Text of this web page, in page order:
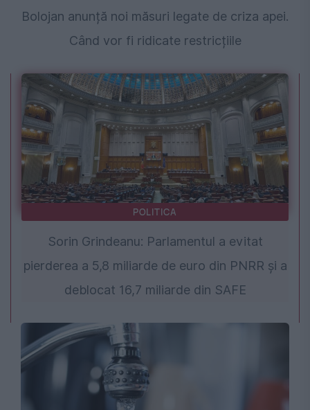
Bolojan anunță noi măsuri legate de criza apei.
Când vor fi ridicate restricțiile
POLITICA
Sorin Grindeanu: Parlamentul a evitat
pierderea a 5,8 miliarde de euro din PNRR și a
deblocat 16,7 miliarde din SAFE